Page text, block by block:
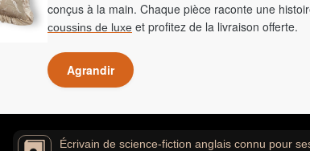
conçus à la main. Chaque pièce raconte une
coussins de luxe et profitez de la livraison offerte.
Agrandir
Écrivain de science-fiction anglais connu pour